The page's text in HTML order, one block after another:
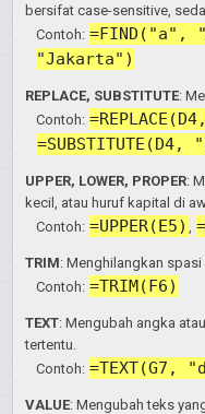
bersifat case-sensitive,
Contoh: =FIND("a",
"Jakarta")
REPLACE, SUBSTITUTE:
Contoh:
UPPER, LOWER, PROPER:
kecil, atau huruf kapital di
Contoh: =UPPER(E5)
TRIM: Menghilangkan
Contoh: =TRIM(F6)
TEXT: Mengubah angka
tertentu.
Contoh: =TEXT(G7,
VALUE: Mengubah teks